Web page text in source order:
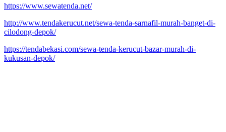
https://www.sewatenda.net/
http://www.tendakerucut.net/sewa-tenda-sarnafil-murah-banget-di-
cilodong-depok/
https://tendabekasi.com/sewa-tenda-kerucut-bazar-murah-di-
kukusan-depok/